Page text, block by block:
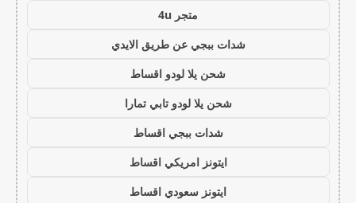
متجر 4u
شدات ببجي عن طريق الايدي
شحن يلا لودو اقساط
شحن يلا لودو تابي تمارا
شدات ببجي اقساط
ايتونز امريكي اقساط
ايتونز سعودي اقساط